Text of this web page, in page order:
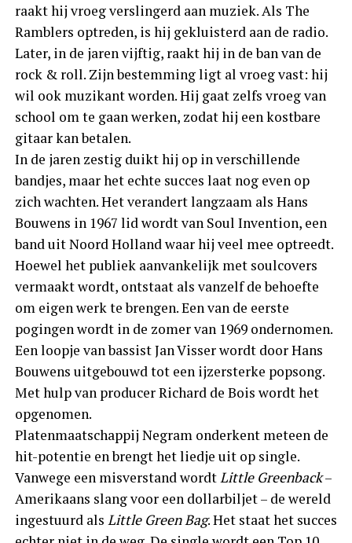
raakt hij vroeg verslingerd aan muziek. Als The
Ramblers optreden, is hij gekluisterd aan de radio.
Later, in de jaren vijftig, raakt hij in de ban van de
rock & roll. Zijn bestemming ligt al vroeg vast: hij
wil ook muzikant worden. Hij gaat zelfs vroeg van
school om te gaan werken, zodat hij een kostbare
gitaar kan betalen.
In de jaren zestig duikt hij op in verschillende
bandjes, maar het echte succes laat nog even op
zich wachten. Het verandert langzaam als Hans
Bouwens in 1967 lid wordt van Soul Invention, een
band uit Noord Holland waar hij veel mee optreedt.
Hoewel het publiek aanvankelijk met soulcovers
vermaakt wordt, ontstaat als vanzelf de behoefte
om eigen werk te brengen. Een van de eerste
pogingen wordt in de zomer van 1969 ondernomen.
Een loopje van bassist Jan Visser wordt door Hans
Bouwens uitgebouwd tot een ijzersterke popsong.
Met hulp van producer Richard de Bois wordt het
opgenomen.
Platenmaatschappij Negram onderkent meteen de
hit-potentie en brengt het liedje uit op single.
Vanwege een misverstand wordtLittle Greenback–
Amerikaans slang voor een dollarbiljet – de wereld
ingestuurd als Little Green Bag. Het staat het succes